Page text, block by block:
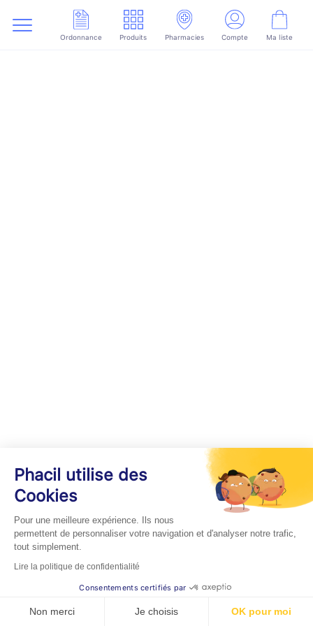
Ordonnance Produits Pharmacies Compte Ma liste
Phacil utilise des
Cookies
Pour une meilleure expérience. Ils nous
permettent de personnaliser votre navigation et d'analyser notre trafic,
tout simplement.
Lire la politique de confidentialité
Consentements certifiés par
Non merci Je choisis OK pour moi